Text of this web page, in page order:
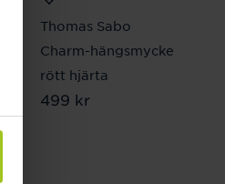
Thomas Sabo
Charm-hängsmycke
rött hjärta
Pris:499 kr
499 kr